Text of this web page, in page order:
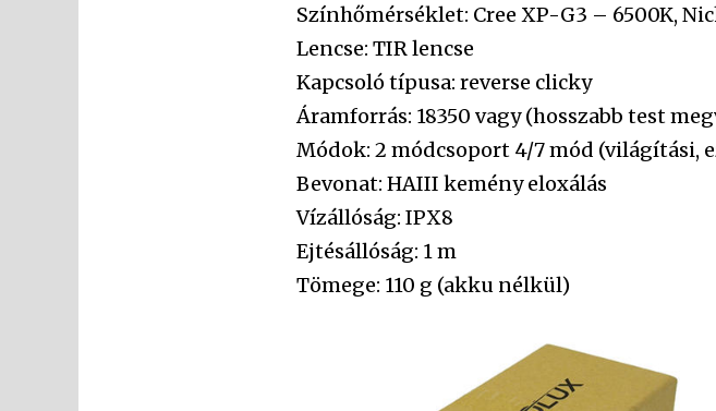
Színhőmérséklet: Cree XP-G3 – 6500K,
Lencse: TIR lencse
Kapcsoló típusa: reverse clicky
Áramforrás: 18350 vagy (hosszabb test
Módok: 2 módcsoport 4/7 mód (világítási,
Bevonat: HAIII kemény eloxálás
Vízállóság: IPX8
Ejtésállóság: 1 m
Tömege: 110 g (akku nélkül)